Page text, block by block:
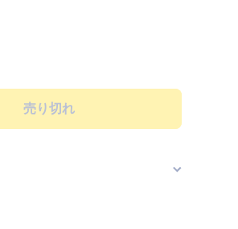
売り切れ